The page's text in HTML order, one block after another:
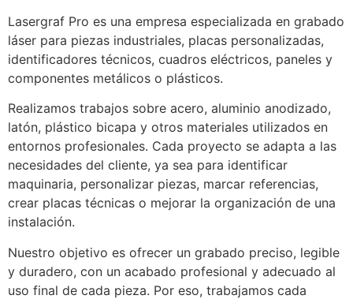
Lasergraf Pro es una empresa especializada en grabado
láser para piezas industriales, placas personalizadas,
identificadores técnicos, cuadros eléctricos, paneles y
componentes metálicos o plásticos.
Realizamos trabajos sobre acero, aluminio anodizado,
latón, plástico bicapa y otros materiales utilizados en
entornos profesionales. Cada proyecto se adapta a las
necesidades del cliente, ya sea para identificar
maquinaria, personalizar piezas, marcar referencias,
crear placas técnicas o mejorar la organización de una
instalación.
Nuestro objetivo es ofrecer un grabado preciso, legible
y duradero, con un acabado profesional y adecuado al
uso final de cada pieza. Por eso, trabajamos cada